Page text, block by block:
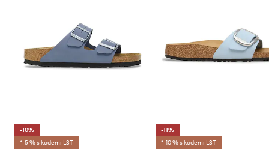
-10%
*-5 % s kódem: LST
-11%
*-10 % s kódem: LST